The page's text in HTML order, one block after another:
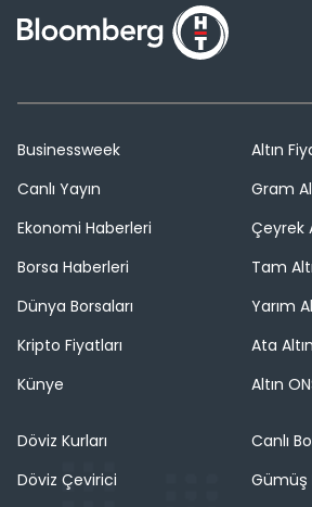
Businessweek
Canlı Yayın
Ekonomi Haberleri
Borsa Haberleri
Dünya Borsaları
Kripto Fiyatları
Künye
Altın
Gram
Çeyrek
Tam
Yarım
Ata
Altın
Döviz Kurları
Döviz Çevirici
Canlı
Gümüş